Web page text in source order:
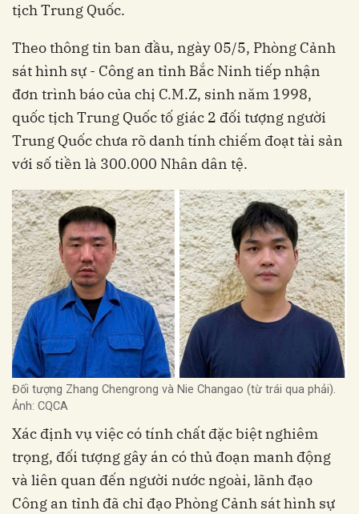
tịch Trung Quốc.
Theo thông tin ban đầu, ngày 05/5, Phòng Cảnh
sát hình sự - Công an tỉnh Bắc Ninh tiếp nhận
đơn trình báo của chị C.M.Z, sinh năm 1998,
quốc tịch Trung Quốc tố giác 2 đối tượng người
Trung Quốc chưa rõ danh tính chiếm đoạt tài sản
với số tiền là 300.000 Nhân dân tệ.
Đối tượng Zhang Chengrong và Nie Changao (từ trái qua phải).
Ảnh: CQCA
Xác định vụ việc có tính chất đặc biệt nghiêm
trọng, đối tượng gây án có thủ đoạn manh động
và liên quan đến người nước ngoài, lãnh đạo
Công an tỉnh đã chỉ đạo Phòng Cảnh sát hình sự